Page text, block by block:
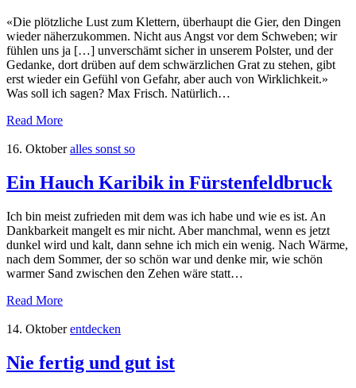
«Die plötzliche Lust zum Klettern, überhaupt die Gier, den Dingen
wieder näherzukommen. Nicht aus Angst vor dem Schweben; wir
fühlen uns ja […] unverschämt sicher in unserem Polster, und der
Gedanke, dort drüben auf dem schwärzlichen Grat zu stehen, gibt
erst wieder ein Gefühl von Gefahr, aber auch von Wirklichkeit.»
Was soll ich sagen? Max Frisch. Natürlich…
Read More
16. Oktober alles sonst so
Ein Hauch Karibik in Fürstenfeldbruck
Ich bin meist zufrieden mit dem was ich habe und wie es ist. An
Dankbarkeit mangelt es mir nicht. Aber manchmal, wenn es jetzt
dunkel wird und kalt, dann sehne ich mich ein wenig. Nach Wärme,
nach dem Sommer, der so schön war und denke mir, wie schön
warmer Sand zwischen den Zehen wäre statt…
Read More
14. Oktober entdecken
Nie fertig und gut ist